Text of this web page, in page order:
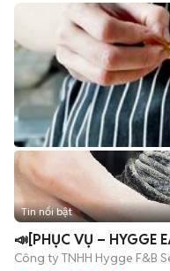
Tin nổi bật
📣[PHỤC VỤ – HYGGE
Công ty TNHH Hygge F&B